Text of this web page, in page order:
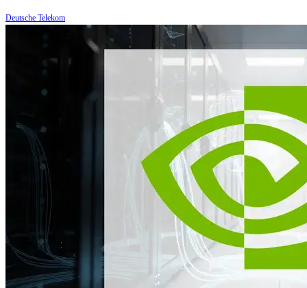
Deutsche Telekom